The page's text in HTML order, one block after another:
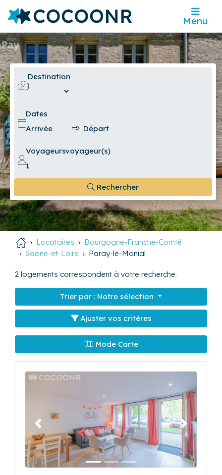
Menu
Destination
Dates
Voyageursvoyageur(s)
Rechercher
Locataires
Bourgogne-Franche-Comté
Saône-et-Loire
Paray-le-Monial
2 logements correspondent à votre recherche.
Trier par : Notre sélection
Ajuster vos critères
Mode Carte
Précédent Suivant